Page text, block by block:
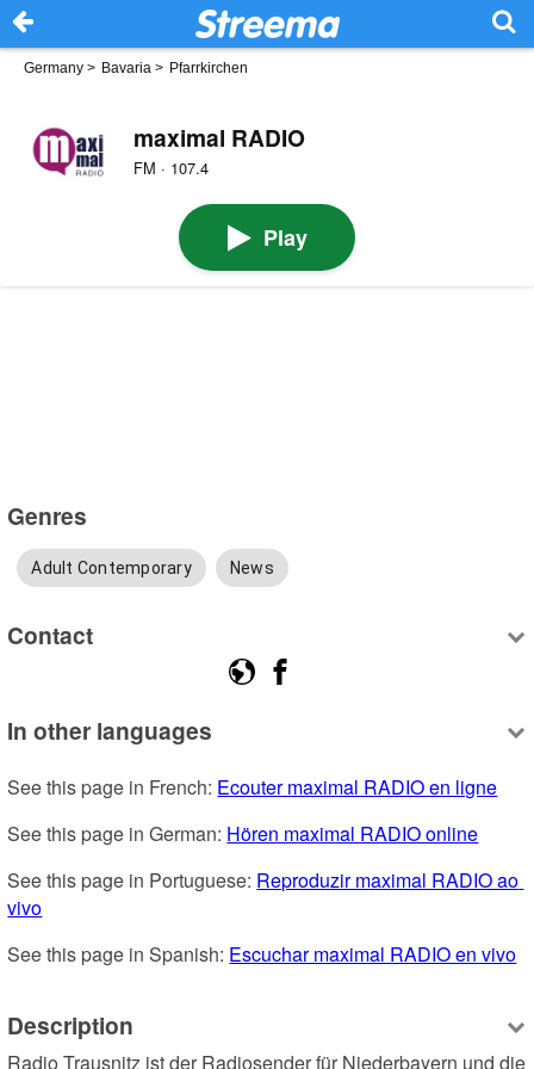
Germany > Bavaria > Pfarrkirchen
maximal RADIO
FM · 107.4
Play
Genres
Adult Contemporary News
Contact
In other languages
See this page in French: Ecouter maximal RADIO en ligne
See this page in German: Hören maximal RADIO online
See this page in Portuguese: Reproduzir maximal RADIO ao
vivo
See this page in Spanish: Escuchar maximal RADIO en vivo
Description
Radio Trausnitz ist der Radiosender für Niederbayern und die